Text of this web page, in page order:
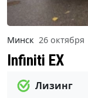
Минск 26 октября
Infiniti EX
Лизинг